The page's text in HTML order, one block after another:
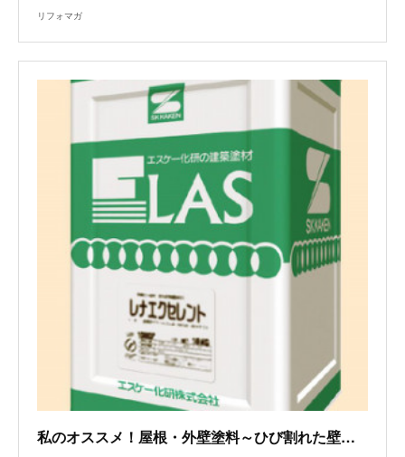
リフォマガ
私のオススメ！屋根・外壁塗料～ひび割れた壁に！高密着の弾性塗料